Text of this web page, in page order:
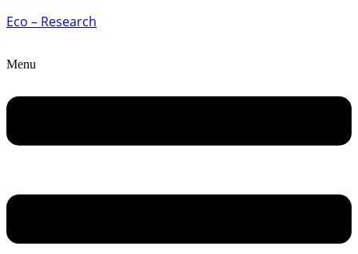
Eco – Research
Menu